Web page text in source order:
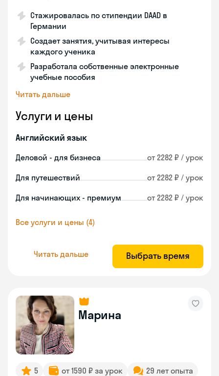
Стажировалась по стипендии DAAD в
Германии
Создает занятия, учитывая интересы
каждого ученика
Разработала собственные электронные
учебные пособия
Читать дальше
Услуги и цены
Английский язык
Деловой - для бизнеса от 2282 ₽ / урок
Для путешествий от 2282 ₽ / урок
Для начинающих - премиум от 2282 ₽ / урок
Все услуги и цены (4)
Читать дальше Выбрать время
Марина
5 от 1590 ₽ за урок
29 лет опыта